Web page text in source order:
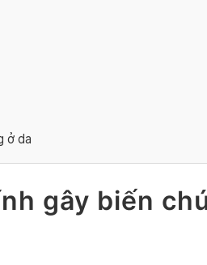
ở da
gây biến